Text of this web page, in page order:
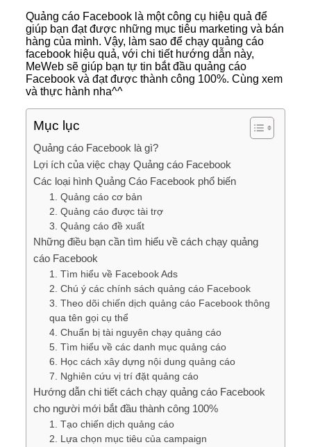
Quảng cáo Facebook là một công cụ hiệu quả để
giúp bạn đạt được những mục tiêu marketing và bán
hàng của mình. Vậy, làm sao để chạy quảng cáo
facebook hiệu quả, với chi tiết hướng dẫn này,
MeWeb sẽ giúp bạn tự tin bắt đầu quảng cáo
Facebook và đạt được thành công 100%. Cùng xem
và thực hành nha^^
Mục lục
Quảng cáo Facebook là gì?
Lợi ích của việc chạy Quảng cáo Facebook
Các loại hình Quảng Cáo Facebook phổ biến
1. Quảng cáo cơ bản
2. Quảng cáo được tài trợ
3. Quảng cáo đề xuất
Những điều bạn cần tìm hiểu về cách chạy quảng
cáo Facebook
1. Tìm hiểu về Facebook Ads
2. Chú ý các chính sách quảng cáo Facebook
3. Theo dõi chiến dịch quảng cáo Facebook thông
qua tên gọi cụ thể
4. Chuẩn bị tài nguyên chạy quảng cáo
5. Tìm hiểu về các danh mục quảng cáo
6. Học cách xây dựng nội dung quảng cáo
7. Nghiên cứu vị trí đặt quảng cáo
Hướng dẫn chi tiết cách chạy quảng cáo Facebook
cho người mới bắt đầu thành công 100%
1. Tạo chiến dịch quảng cáo
2. Lựa chọn mục tiêu của campaign